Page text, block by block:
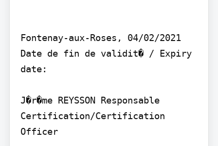
Fontenay-aux-Roses, 04/02/2021
Date de fin de validit� / Expiry
date:
J�r�me REYSSON Responsable
Certification/Certification
Officer